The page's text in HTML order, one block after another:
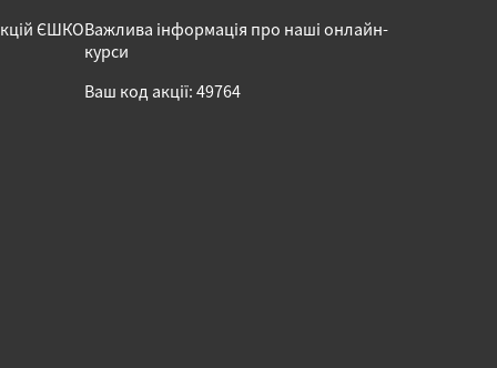
ЄШКОВажлива інформація про наші онлайн-
курси
Ваш код акції: 49764